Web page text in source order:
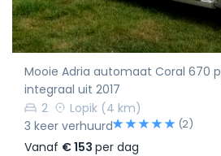
Mooie Adria automaat Coral 670
integraal uit 2017
2
Lopik (4 km)
3 keer verhuurd
(2)
Vanaf € 153 per dag